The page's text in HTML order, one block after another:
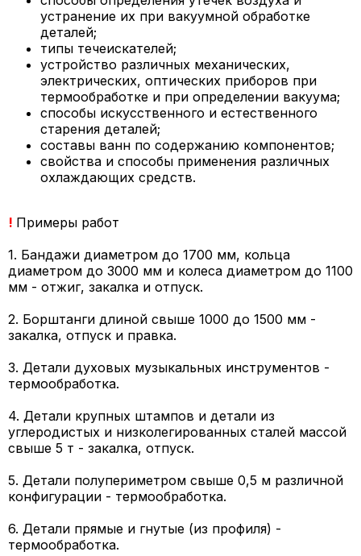
устранение их при вакуумной обработке
деталей;
типы течеискателей;
устройство различных механических,
электрических, оптических приборов при
термообработке и при определении вакуума;
способы искусственного и естественного
старения деталей;
составы ванн по содержанию компонентов;
свойства и способы применения различных
охлаждающих средств.
! Примеры работ
1. Бандажи диаметром до 1700 мм, кольца
диаметром до 3000 мм и колеса диаметром до 1100
мм - отжиг, закалка и отпуск.
2. Борштанги длиной свыше 1000 до 1500 мм -
закалка, отпуск и правка.
3. Детали духовых музыкальных инструментов -
термообработка.
4. Детали крупных штампов и детали из
углеродистых и низколегированных сталей массой
свыше 5 т - закалка, отпуск.
5. Детали полупериметром свыше 0,5 м различной
конфигурации - термообработка.
6. Детали прямые и гнутые (из профиля) -
термообработка.